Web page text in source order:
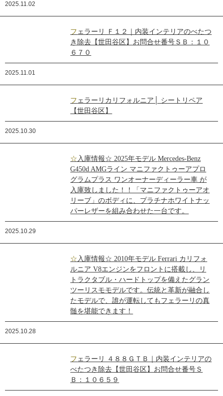
2025.11.02
フェラーリ Ｆ１２｜内装インテリアのべたつ
き除去【世田谷区】お問合せ番号ＳＢ：１０
６７０
2025.11.01
フェラーリカリフォルニア│ シートリペア
【世田谷区】
2025.10.30
☆入庫情報☆ 2025年モデル Mercedes-Benz
G450d AMGライン マニファクトゥーアプロ
グラムプラス ワンオーナーディーラー車 が
入庫致しました！！「マニファクトゥーアオ
リーブ」のボディに、プラチナホワイトナッ
パーレザーを組み合わせた一台です。
2025.10.29
☆入庫情報☆ 2010年モデル Ferrari カリフォ
ルニア V8エンジンをフロントに搭載し、リ
トラクタブル・ハードトップを備えたグラン
ツーリスモモデルです。伝統と革新が融合し
たモデルで、誰が運転してもフェラーリの真
髄を堪能できます！
2025.10.28
フェラーリ ４８８ＧＴＢ｜内装インテリアの
べたつき除去【世田谷区】お問合せ番号Ｓ
Ｂ：１０６５９